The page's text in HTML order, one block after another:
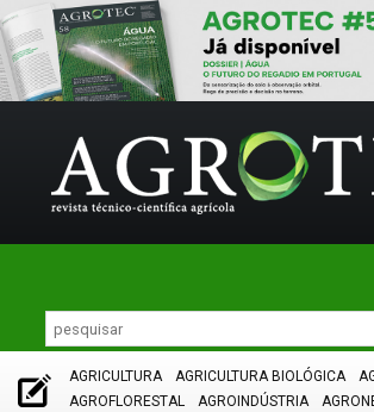
AGRICULTURA AGRICULTURA BIOLÓGICA
AGROFLORESTAL
AGROINDÚSTRIA